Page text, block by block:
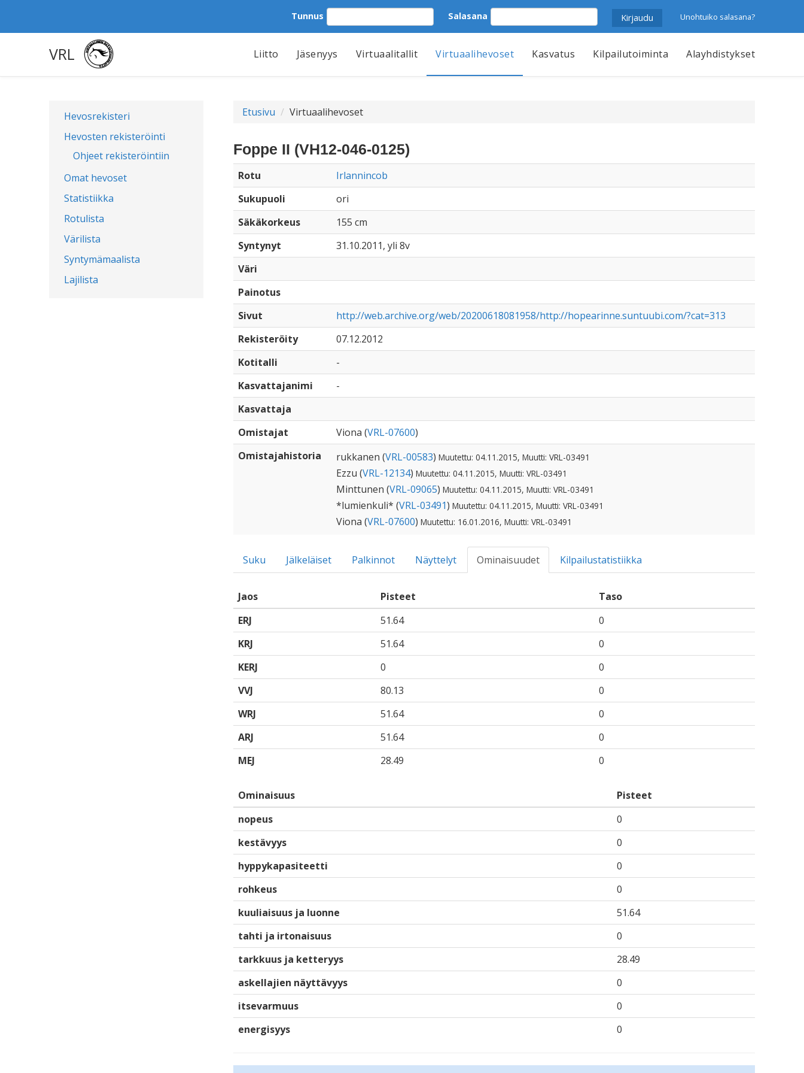
Tunnus Salasana Unohtuiko salasana?
VRL Liitto Jäsenyys Virtuaalitallit Virtuaalihevoset Kasvatus Kilpailutoiminta Alayhdistykset
Hevosrekisteri
Hevosten rekisteröinti
Ohjeet rekisteröintiin
Omat hevoset
Statistiikka
Rotulista
Värilista
Syntymämaalista
Lajilista
Etusivu Virtuaalihevoset
Foppe II (VH12-046-0125)
Rotu
Irlannincob
Sukupuoli
ori
Säkäkorkeus
155 cm
Syntynyt
31.10.2011, yli 8v
Väri
Painotus
Sivut
http://web.archive.org/web/20200618081958/http://hopearinne.suntuubi.com/?cat=313
Rekisteröity
07.12.2012
Kotitalli
-
Kasvattajanimi
-
Kasvattaja
Omistajat
Viona (VRL-07600)
Omistajahistoria
rukkanen (VRL-00583) Muutettu: 04.11.2015, Muutti: VRL-03491
Ezzu (VRL-12134) Muutettu: 04.11.2015, Muutti: VRL-03491
Minttunen (VRL-09065) Muutettu: 04.11.2015, Muutti: VRL-03491
*lumienkuli* (VRL-03491) Muutettu: 04.11.2015, Muutti: VRL-03491
Viona (VRL-07600) Muutettu: 16.01.2016, Muutti: VRL-03491
Suku Jälkeläiset Palkinnot Näyttelyt Ominaisuudet Kilpailustatistiikka
Jaos Pisteet
Taso
ERJ
51.64
0
KRJ
51.64
0
KERJ
0
0
VVJ
80.13
0
WRJ
51.64
0
ARJ
51.64
0
MEJ
28.49 0
Ominaisuus
Pisteet
nopeus
0
kestävyys
0
hyppykapasiteetti
0
rohkeus
0
kuuliaisuus ja luonne
51.64
tahti ja irtonaisuus
0
tarkkuus ja ketteryys
28.49
askellajien näyttävyys
0
itsevarmuus
0
energisyys
0